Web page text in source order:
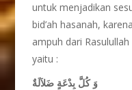
untuk menjadikan
bid’ah hasanah,
ampuh dari Rasulullah
yaitu :
وَ